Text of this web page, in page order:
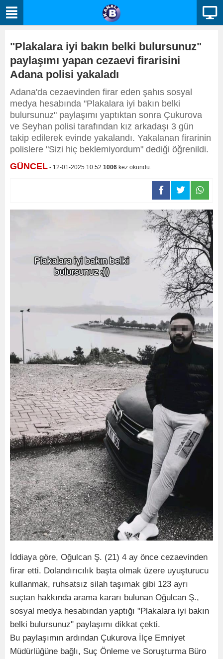
"Plakalara iyi bakın belki bulursunuz"
paylaşımı yapan cezaevi firarisini
Adana polisi yakaladı
Adana'da cezaevinden firar eden şahıs sosyal
medya hesabında "Plakalara iyi bakın belki
bulursunuz" paylaşımı yaptıktan sonra Çukurova
ve Seyhan polisi tarafından kız arkadaşı 3 gün
takip edilerek evinde yakalandı. Yakalanan firarinin
polislere "Sizi hiç beklemiyordum" dediği öğrenildi.
GÜNCEL - 12-01-2025 10:52 1006 kez okundu.
İddiaya göre, Oğulcan Ş. (21) 4 ay önce cezaevinden
firar etti. Dolandırıcılık başta olmak üzere uyuşturucu
kullanmak, ruhsatsız silah taşımak gibi 123 ayrı
suçtan hakkında arama kararı bulunan Oğulcan Ş.,
sosyal medya hesabından yaptığı "Plakalara iyi bakın
belki bulursunuz" paylaşımı dikkat çekti.
Bu paylaşımın ardından Çukurova İlçe Emniyet
Müdürlüğüne bağlı, Suç Önleme ve Soruşturma Büro